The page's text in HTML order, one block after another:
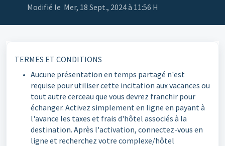
Modifié le Mer, 18 Sept., 2024 à 11:56 H
TERMES ET CONDITIONS
Aucune présentation en temps partagé n'est
requise pour utiliser cette incitation aux vacances ou
tout autre cerceau que vous devrez franchir pour
échanger. Activez simplement en ligne en payant à
l'avance les taxes et frais d'hôtel associés à la
destination. Après l'activation, connectez-vous en
ligne et recherchez votre complexe/hôtel